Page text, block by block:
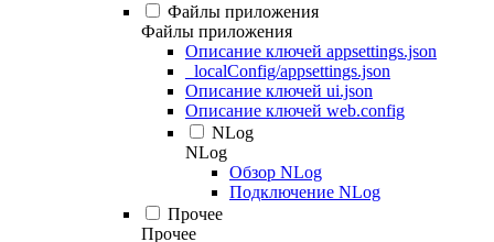
Файлы приложения
Файлы приложения
Описание ключей appsettings.json
_localConfig/appsettings.json
Описание ключей ui.json
Описание ключей web.config
NLog
NLog
Обзор NLog
Подключение NLog
Прочее
Прочее